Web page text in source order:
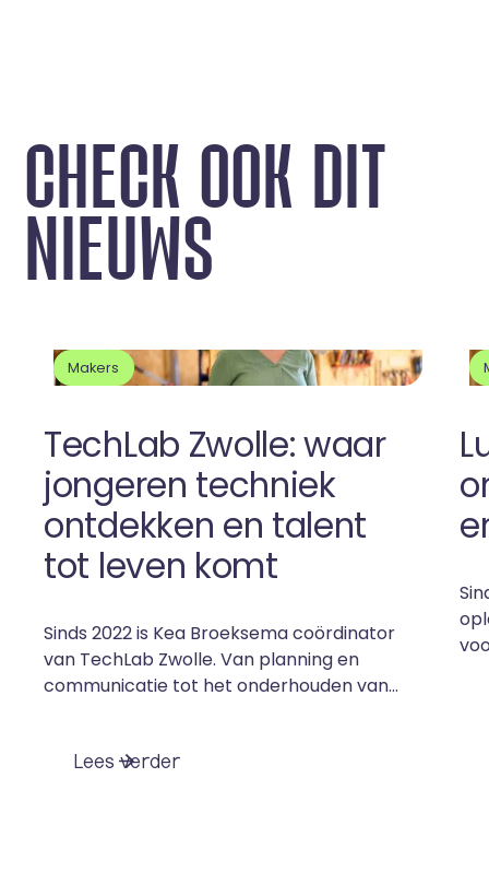
CHECK OOK DIT
NIEUWS
Makers
TechLab Zwolle: waar
jongeren techniek
ontdekken en talent
tot leven komt
Sinds 2022 is Kea Broeksema coördinator
van TechLab Zwolle. Van planning en
communicatie tot het onderhouden van
organiseren alleen. Kea denkt ook actief
Lees verder